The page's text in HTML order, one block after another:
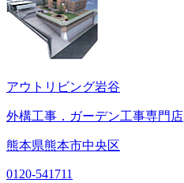
アウトリビング岩谷
外構工事．ガーデン工事専門店
熊本県熊本市中央区
0120-541711